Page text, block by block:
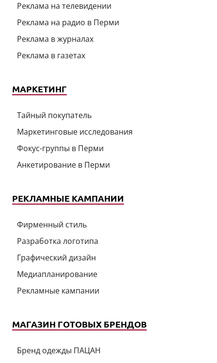
Реклама на телевидении
Реклама на радио в Перми
Реклама в журналах
Реклама в газетах
МАРКЕТИНГ
Тайный покупатель
Маркетинговые исследования
Фокус-группы в Перми
Анкетирование в Перми
РЕКЛАМНЫЕ КАМПАНИИ
Фирменный стиль
Разработка логотипа
Графический дизайн
Медиапланирование
Рекламные кампании
МАГАЗИН ГОТОВЫХ БРЕНДОВ
Бренд одежды ПАЦАН